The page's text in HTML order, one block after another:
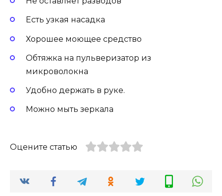
Есть узкая насадка
Хорошее моющее средство
Обтяжка на пульверизатор из
микроволокна
Удобно держать в руке.
Можно мыть зеркала
Оцените статью